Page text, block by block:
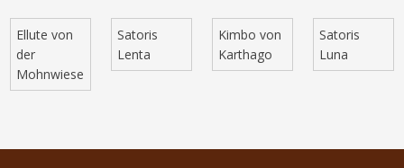
Ellute von
der
Mohnwiese
Satoris
Lenta
Kimbo von
Karthago
Satoris
Luna